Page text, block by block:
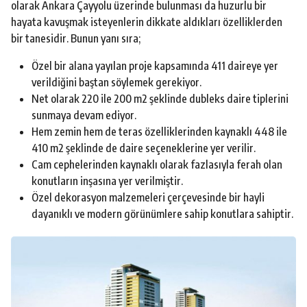
olarak Ankara Çayyolu üzerinde bulunması da huzurlu bir
hayata kavuşmak isteyenlerin dikkate aldıkları özelliklerden
bir tanesidir. Bunun yanı sıra;
Özel bir alana yayılan proje kapsamında 411 daireye yer
verildiğini baştan söylemek gerekiyor.
Net olarak 220 ile 200 m2 şeklinde dubleks daire tiplerini
sunmaya devam ediyor.
Hem zemin hem de teras özelliklerinden kaynaklı 448 ile
410 m2 şeklinde de daire seçeneklerine yer verilir.
Cam cephelerinden kaynaklı olarak fazlasıyla ferah olan
konutların inşasına yer verilmiştir.
Özel dekorasyon malzemeleri çerçevesinde bir hayli
dayanıklı ve modern görünümlere sahip konutlara sahiptir.